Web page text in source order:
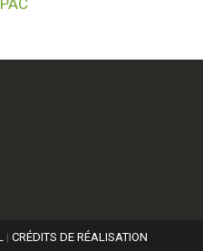
| CRÉDITS DE RÉALISATION